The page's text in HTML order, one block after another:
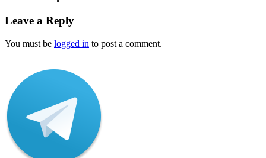
Leave a Reply
You must be logged in to post a comment.